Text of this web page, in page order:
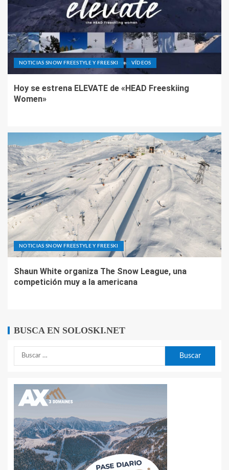
NOTICIAS SNOW FREESTYLE Y FREESKI VÍDEOS
Hoy se estrena ELEVATE de «HEAD Freeskiing
Women»
NOTICIAS SNOW FREESTYLE Y FREESKI
Shaun White organiza The Snow League, una
competición muy a la americana
BUSCA EN SOLOSKI.NET